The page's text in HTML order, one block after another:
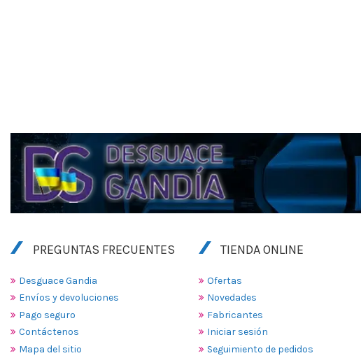
PREGUNTAS FRECUENTES
Desguace Gandia
Envíos y devoluciones
Pago seguro
Contáctenos
Mapa del sitio
TIENDA ONLINE
Ofertas
Novedades
Fabricantes
Iniciar sesión
Seguimiento de pedidos